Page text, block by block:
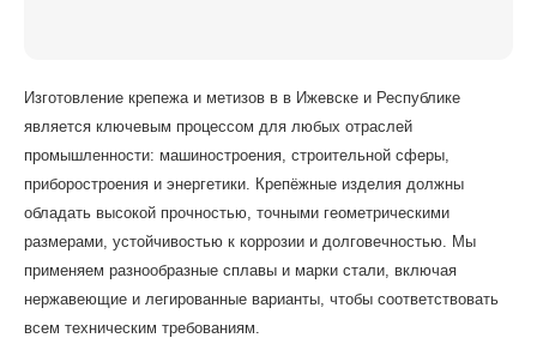
Изготовление крепежа и метизов в в Ижевске и Республике
является ключевым процессом для любых отраслей
промышленности: машиностроения, строительной сферы,
приборостроения и энергетики. Крепёжные изделия должны
обладать высокой прочностью, точными геометрическими
размерами, устойчивостью к коррозии и долговечностью. Мы
применяем разнообразные сплавы и марки стали, включая
нержавеющие и легированные варианты, чтобы соответствовать
всем техническим требованиям.